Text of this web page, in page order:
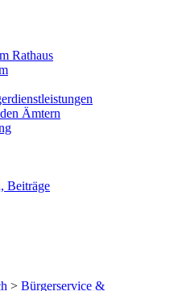
Rathaus
Ämtern
Beiträge
> Bürgerservice &